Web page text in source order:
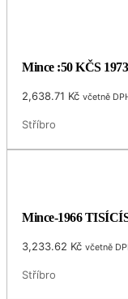
Mince :50 KČS
2,638.71 Kč včetně
Stříbro
Mince-1966
3,233.62 Kč včetně
Stříbro